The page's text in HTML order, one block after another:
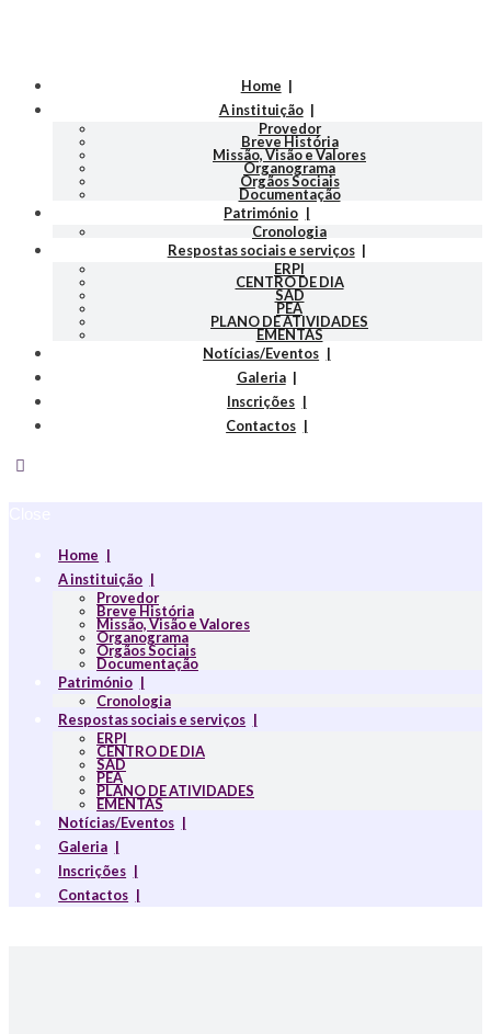
Home
A instituição
Provedor
Breve História
Missão, Visão e Valores
Organograma
Orgãos Sociais
Documentação
Património
Cronologia
Respostas sociais e serviços
ERPI
CENTRO DE DIA
SAD
PEA
PLANO DE ATIVIDADES
EMENTAS
Notícias/Eventos
Galeria
Inscrições
Contactos
Home
A instituição
Provedor
Breve História
Missão, Visão e Valores
Organograma
Orgãos Sociais
Documentação
Património
Cronologia
Respostas sociais e serviços
ERPI
CENTRO DE DIA
SAD
PEA
PLANO DE ATIVIDADES
EMENTAS
Notícias/Eventos
Galeria
Inscrições
Contactos